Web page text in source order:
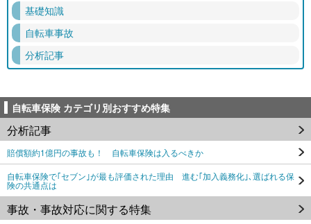
基礎知識
自転車事故
分析記事
自転車保険 カテゴリ別おすすめ特集
分析記事
賠償額約1億円の事故も！ 自転車保険は入るべきか
自転車保険で｢セブン｣が最も評価された理由 進む｢加入義務化｣､選ばれる保
険の共通点は
事故・事故対応に関する特集